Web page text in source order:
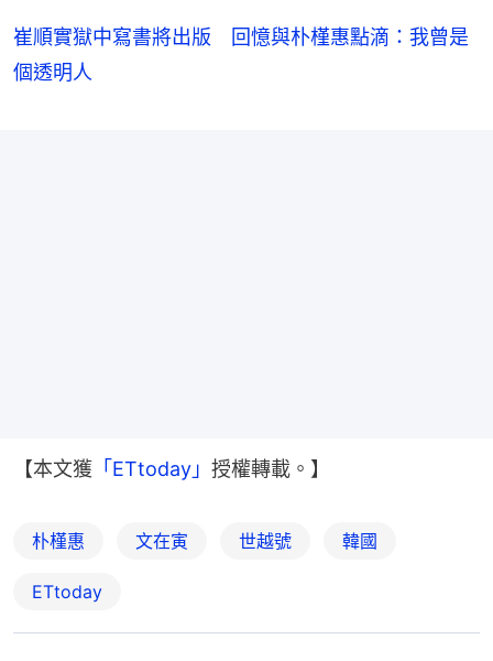
崔順實獄中寫書將出版 回憶與朴槿惠點滴：我曾是
個透明人
【本文獲 「ETtoday」 授權轉載。】
朴槿惠 文在寅 世越號 韓國
ETtoday